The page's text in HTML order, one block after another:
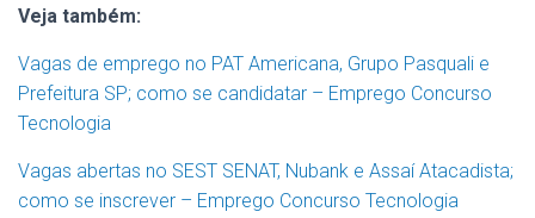
Veja também:
Vagas de emprego no PAT Americana, Grupo Pasquali e
Prefeitura SP; como se candidatar – Emprego Concurso
Tecnologia
Vagas abertas no SEST SENAT, Nubank e Assaí Atacadista;
como se inscrever – Emprego Concurso Tecnologia